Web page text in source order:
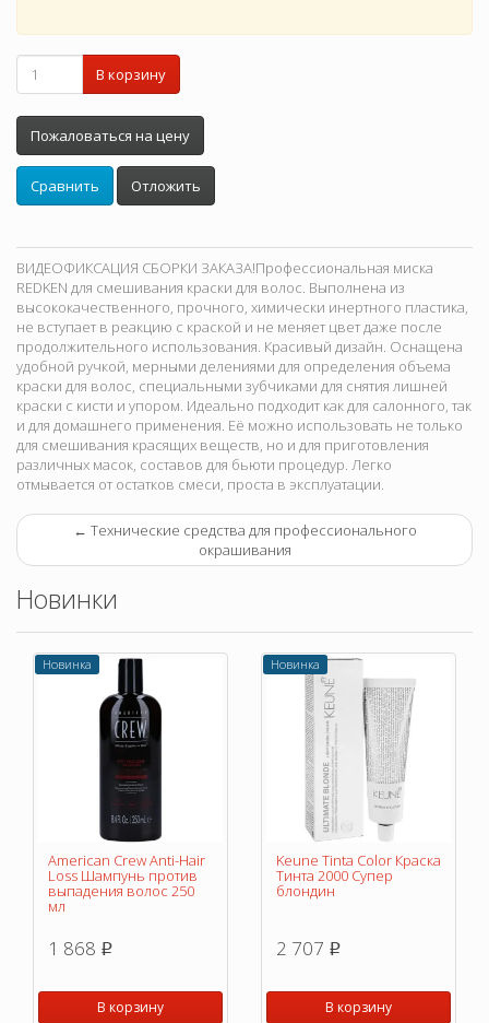
В корзину
Пожаловаться на цену
Сравнить Отложить
ВИДЕОФИКСАЦИЯ СБОРКИ ЗАКАЗА!Профессиональная миска
REDKEN для смешивания краски для волос. Выполнена из
высококачественного, прочного, химически инертного пластика,
не вступает в реакцию с краской и не меняет цвет даже после
продолжительного использования. Красивый дизайн. Оснащена
удобной ручкой, мерными делениями для определения объема
краски для волос, специальными зубчиками для снятия лишней
краски с кисти и упором. Идеально подходит как для салонного, так
и для домашнего применения. Её можно использовать не только
для смешивания красящих веществ, но и для приготовления
различных масок, составов для бьюти процедур. Легко
отмывается от остатков смеси, проста в эксплуатации.
← Технические средства для профессионального
окрашивания
Новинки
Новинка
American Crew Anti-Hair
Loss Шампунь против
выпадения волос 250
мл
1 868 p
В корзину
Новинка
Keune Tinta Color Краска
Тинта 2000 Супер
блондин
2 707 p
В корзину